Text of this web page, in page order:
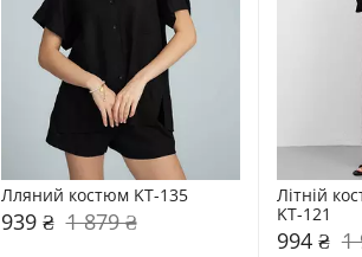
Лляний костюм KT-135
939 ₴ 1 879 ₴
Літній
KT-121
994 ₴ 1